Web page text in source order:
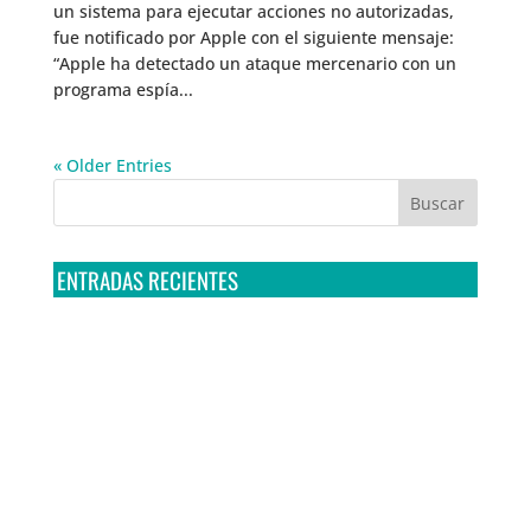
un sistema para ejecutar acciones no autorizadas,
fue notificado por Apple con el siguiente mensaje:
“Apple ha detectado un ataque mercenario con un
programa espía...
« Older Entries
ENTRADAS RECIENTES